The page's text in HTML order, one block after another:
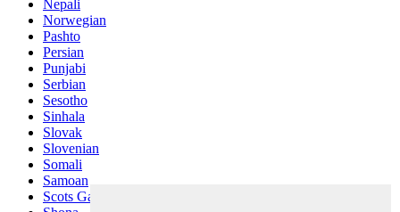
Nepali
Norwegian
Pashto
Persian
Punjabi
Serbian
Sesotho
Sinhala
Slovak
Slovenian
Somali
Samoan
Scots Gaelic